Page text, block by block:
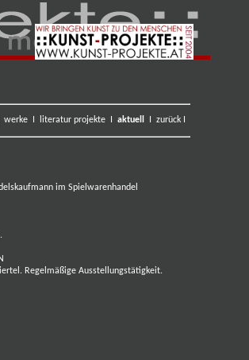
werke literatur projekte aktuell zurück
im Spielwarenhandel
Regelmäßige Ausstellungstätigkeit.